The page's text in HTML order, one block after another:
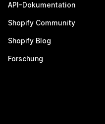
API-Dokumentation
Shopify Community
Shopify Blog
Forschung